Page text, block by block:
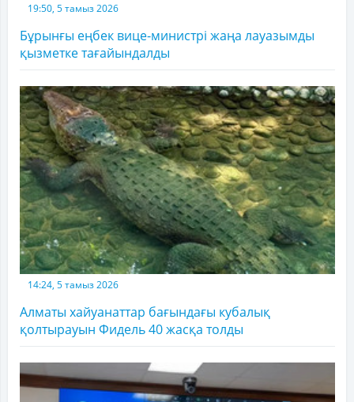
19:50, 5 тамыз 2026
Бұрынғы еңбек вице-министрі жаңа лауазымды
қызметке тағайындалды
14:24, 5 тамыз 2026
Алматы хайуанаттар бағындағы кубалық
қолтырауын Фидель 40 жасқа толды